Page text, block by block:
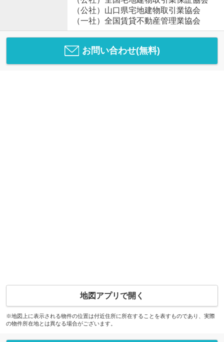
（公社）山口県宅地建物取引業協会
（一社）全国賃貸不動産管理業協会
お問い合わせ(無料)
地図アプリで開く
※地図上に表示される物件の位置は付近住所に所在することを表すものであり、実際
の物件所在地とは異なる場合がございます。